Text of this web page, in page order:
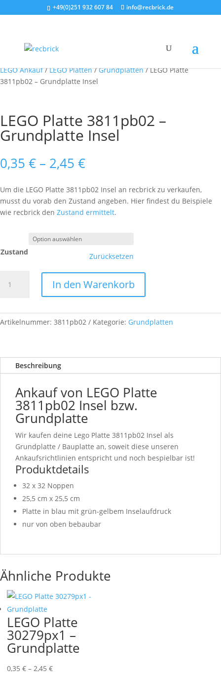
+49(0)251 932 607 84 info@recbrick.de
LEGO Ankauf/LEGO Platten/Grundplatten/ LEGO Platte
3811pb02 – Grundplatte Insel
LEGO Platte 3811pb02 –
Grundplatte Insel
0,35 € – 2,45 €Preisspanne:
bis
2,45 €
Um die LEGO Platte 3811pb02 Insel an recbrick zu verkaufen,
musst du vorab den Zustand angeben. Hier findest du Beispiele
wie recbrick den Zustand ermittelt.
Zustand Zurücksetzen
Platte
Grundplatte
In den Warenkorb
Artikelnummer: 3811pb02 Kategorie: Grundplatten
Beschreibung
Ankauf von LEGO Platte
3811pb02 Insel bzw.
Grundplatte
Wir kaufen deine Lego Platte 3811pb02 Insel als
Grundplatte / Bauplatte an, soweit diese unseren
Ankaufsrichtlinien entspricht und noch bespielbar ist!
Produktdetails
32 x 32 Noppen
25,5 cm x 25,5 cm
Platte in blau mit grün-gelbem Inselaufdruck
nur von oben bebaubar
Ähnliche Produkte
LEGO Platte
30279px1 –
Grundplatte
0,35 € – 2,45 €Preisspanne: